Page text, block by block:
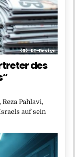
des
Pahlavi,
auf sein